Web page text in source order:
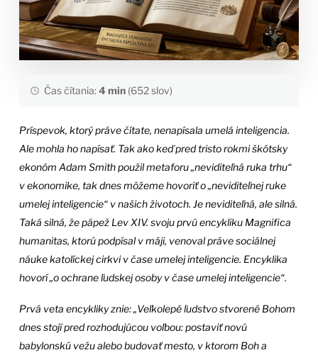
Čas čítania:4 min(652 slov)
Príspevok, ktorý práve čítate, nenapísala umelá inteligencia.
Ale mohla ho napísať. Tak ako keď pred tristo rokmi škótsky
ekonóm Adam Smith použil metaforu „neviditeľná ruka trhu“
v ekonomike, tak dnes môžeme hovoriť o „neviditeľnej ruke
umelej inteligencie“ v našich životoch. Je neviditeľná, ale silná.
Taká silná, že pápež Lev XIV. svoju prvú encykliku Magnifica
humanitas, ktorú podpísal v máji, venoval práve sociálnej
náuke katolíckej cirkvi v čase umelej inteligencie. Encyklika
hovorí „o ochrane ľudskej osoby v čase umelej inteligencie“.
Prvá veta encykliky znie: „Veľkolepé ľudstvo stvorené Bohom
dnes stojí pred rozhodujúcou voľbou: postaviť novú
babylonskú vežu alebo budovať mesto, v ktorom Boh a